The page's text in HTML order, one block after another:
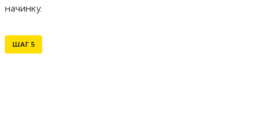
начинку.
ШАГ 5